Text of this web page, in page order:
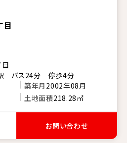
目
駅 バス24分 停歩4分
築年月 2002年08月
土地面積218.28㎡
お問い合わせ